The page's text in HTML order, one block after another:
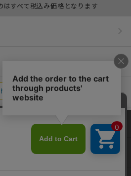
すべて税込み価格となります
とコンテンツ改善のためにCookieを使用
で、Cookieの使用に同意したものとみな